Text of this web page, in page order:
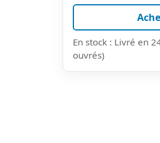
En stock : Livré en
ouvrés)